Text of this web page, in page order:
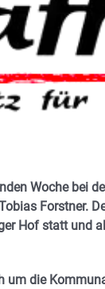
Woche bei
Forstner.
Hof statt und
um die